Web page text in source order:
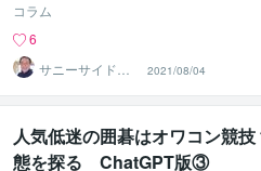
コラム
6
サニーサイドア
ップ代表 神部
☆さとり
2021/08/04
人気低迷の囲碁はオワコン競
態を探る ChatGPT版③